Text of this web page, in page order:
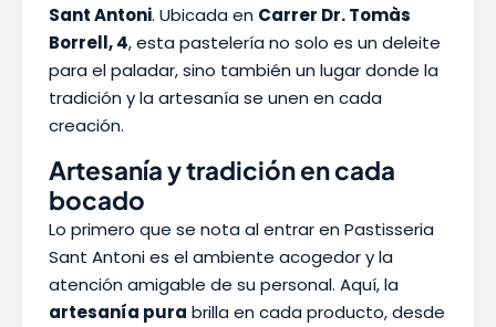
Sant Antoni. Ubicada en Carrer Dr. Tomàs
Borrell, 4, esta pastelería no solo es un deleite
para el paladar, sino también un lugar donde la
tradición y la artesanía se unen en cada
creación.
Artesanía y tradición en cada
bocado
Lo primero que se nota al entrar en Pastisseria
Sant Antoni es el ambiente acogedor y la
atención amigable de su personal. Aquí, la
artesanía pura brilla en cada producto, desde